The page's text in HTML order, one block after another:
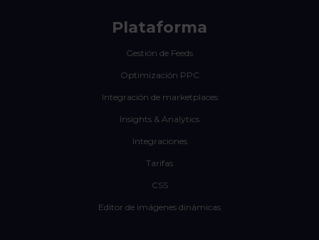
Plataforma
Gestión de Feeds
Optimización PPC
Integración de marketplaces
Insights & Analytics
Integraciones
Tarifas
CSS
Editor de imágenes dinámicas